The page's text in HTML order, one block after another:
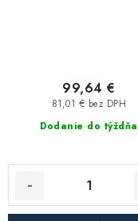
Dodanie do týždňa
81,01 € bez DPH
99,64 €